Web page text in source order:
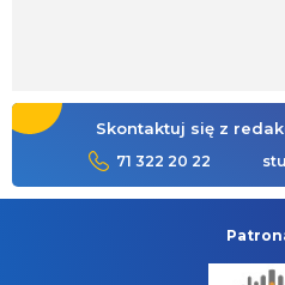
Skontaktuj się z
71 322 20 22